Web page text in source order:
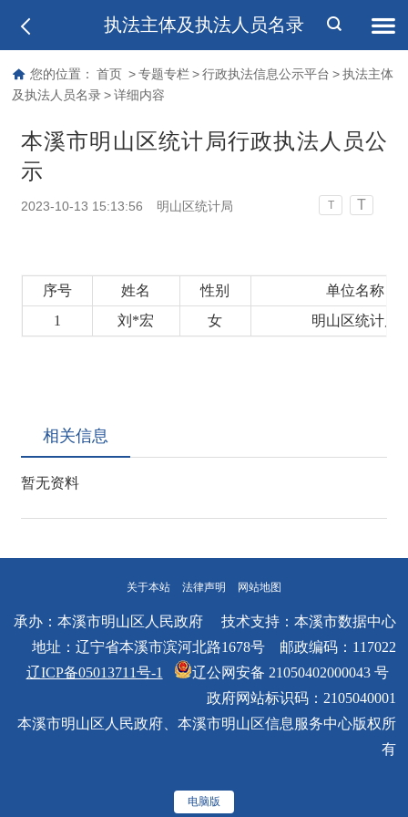
执法主体及执法人员名录
您的位置： 首页 > 专题专栏 > 行政执法信息公示平台 > 执法主体
及执法人员名录 > 详细内容
本溪市明山区统计局行政执法人员公
示
2023-10-13 15:13:56 明山区统计局 T T
序号 姓名 性别
单位名称
1
刘*宏 女 明山区统计局
相关信息
暂无资料
关于本站 法律声明 网站地图
承办：本溪市明山区人民政府 技术支持：本溪市数据中心
地址：辽宁省本溪市滨河北路1678号 邮政编码：117022
辽ICP备05013711号-1
辽公网安备 21050402000043 号
政府网站标识码：2105040001
本溪市明山区人民政府、本溪市明山区信息服务中心版权所
有
电脑版